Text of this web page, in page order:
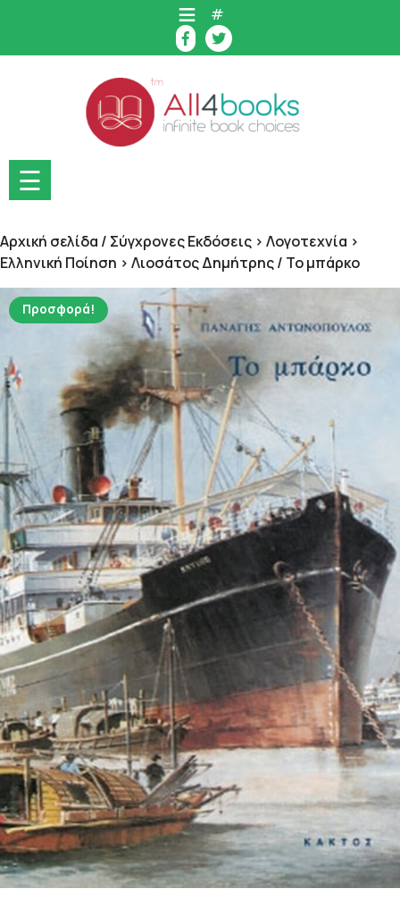
content
#
☰
Αρχική σελίδα / Σύγχρονες Εκδόσεις > Λογοτεχνία >
Ελληνική Ποίηση > Λιοσάτος Δημήτρης/ Το μπάρκο
Προσφορά!